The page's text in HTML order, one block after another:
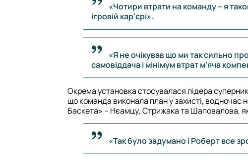
«Чотири втрати на команду – я
ігровій кар’єрі».
«Я не очікував що ми так сильно
самовіддача і мінімум втрат м’яча
Окрема установка стосувалася лідера
що команда виконала план у захисті, водночас
Баскета» – Нєамцу, Стрижака та Шаповалова,
«Так було задумано і Роберт все